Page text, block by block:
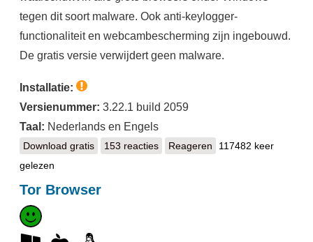
tegen dit soort malware. Ook anti-keylogger-
functionaliteit en webcambescherming zijn ingebouwd.
De gratis versie verwijdert geen malware.
Installatie:
Versienummer: 3.22.1 build 2059
Taal: Nederlands en Engels
Download gratisHitmanPro.Alert
153 reacties Reageren
117482 keer
gelezen
Tor Browser